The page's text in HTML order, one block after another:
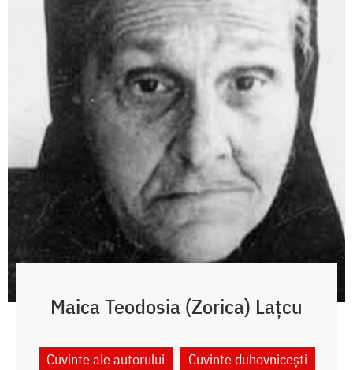
Maica Teodosia (Zorica) Lațcu
Cuvinte ale autorului
Cuvinte duhovnicești